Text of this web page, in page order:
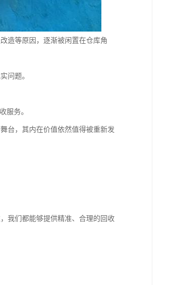
造等原因，逐渐被闲置在仓库角
问题。
服务。
台，其内在价值依然值得被重新发
我们都能够提供精准、合理的回收